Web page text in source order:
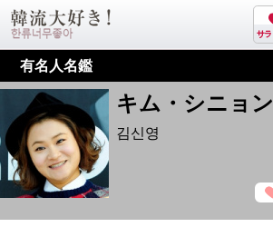
有名人名鑑
キム・シニョン
김신영